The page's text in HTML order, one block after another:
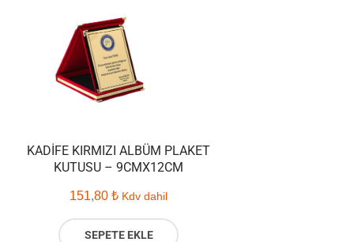
KADIFE KIRMIZI ALBÜM PLAKET
KUTUSU – 9CMX12CM
151,80 ₺ Kdv dahil
SEPETE EKLE